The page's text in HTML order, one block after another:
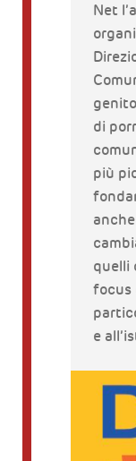
Net
di
più
quelli
focus
e